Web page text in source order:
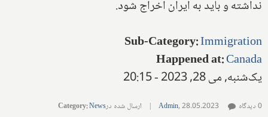
نداشته و باید به ایران اخراج شود.
Sub-Category:Immigration
Happened at:Canada
یک‌شنبه, می 28, 2023 - 20:15
Admin,28.05.2023
| ارسال شده در Category:News 0 دیدگاه